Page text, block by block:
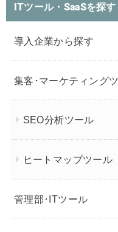
ITツール・SaaSを探す
導入企業から探す
集客･マーケティング
SEO分析ツール
ヒートマップツール
管理部･ITツール